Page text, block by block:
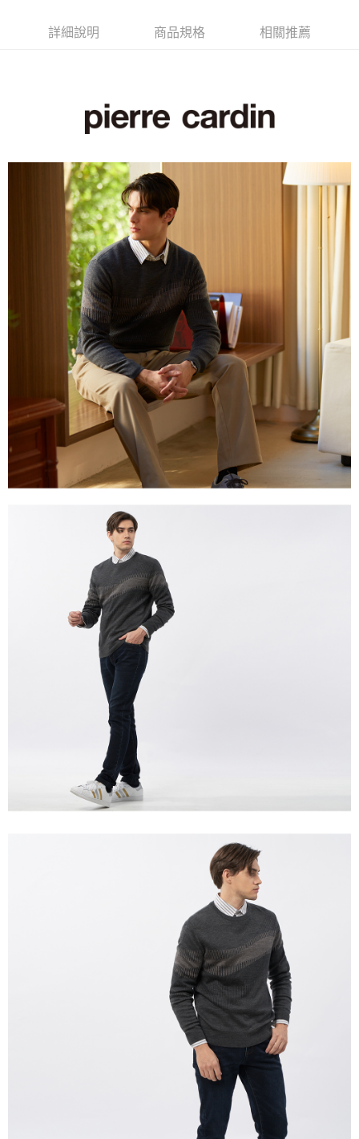
付款後7-11取貨
每筆NT$60，滿NT$1,200(含以上)免運費
每筆NT$80，滿NT$1,200(含以上)免運費
每筆NT$80，滿NT$1,200(含以上)免運費
詳細說明 商品規格 相關推薦